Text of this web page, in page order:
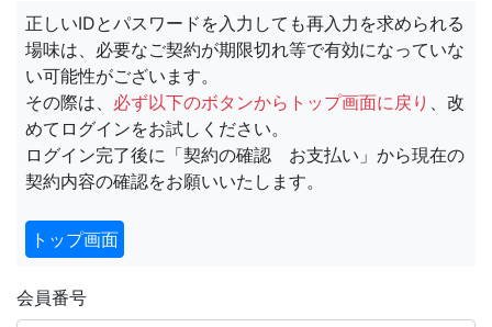
正しいIDとパスワードを入力しても再入力を求められる
場味は、必要なご契約が期限切れ等で有効になっていな
い可能性がございます。
その際は、 必ず以下のボタンからトップ画面に戻り 、改
めてログインをお試しください。
ログイン完了後に「契約の確認 お支払い」から現在の
契約内容の確認をお願いいたします。
トップ画面
会員番号